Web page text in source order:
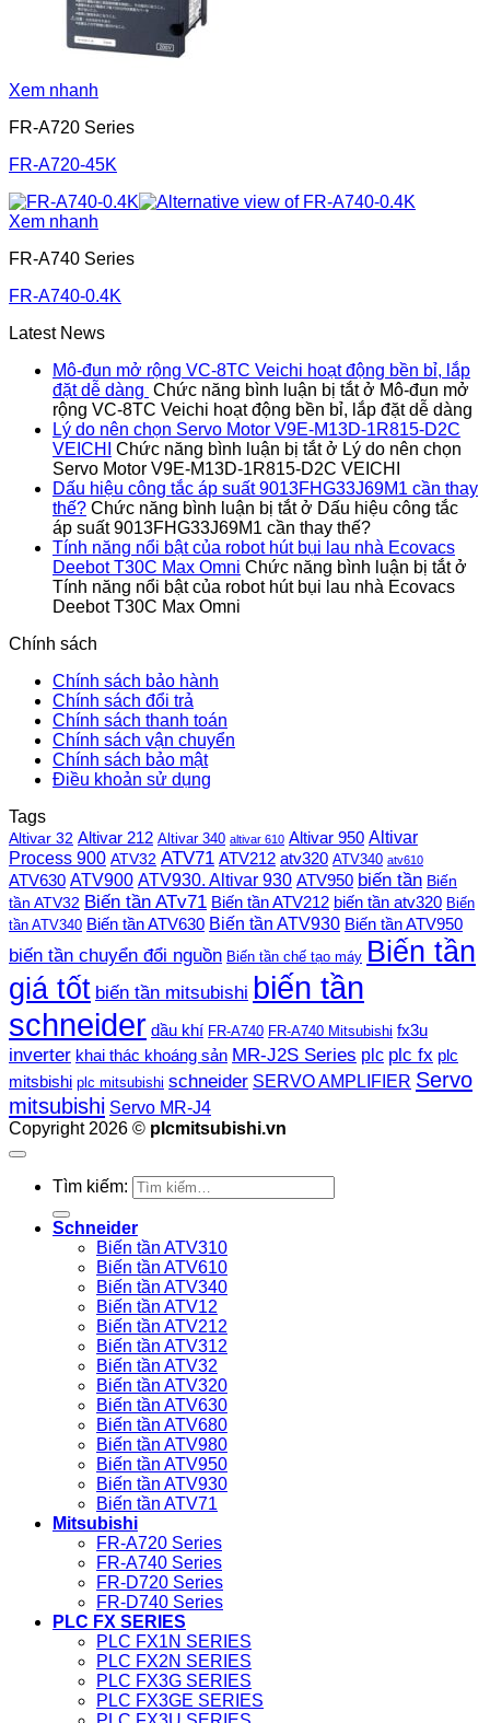
Xem nhanh
FR-A720 Series
FR-A720-45K
Xem nhanh
FR-A740 Series
FR-A740-0.4K
Latest News
Mô-đun mở rộng VC-8TC Veichi hoạt động bền bỉ, lắp
đặt dễ dàng Chức năng bình luận bị tắtở Mô-đun mở
rộng VC-8TC Veichi hoạt động bền bỉ, lắp đặt dễ dàng
Lý do nên chọn Servo Motor V9E-M13D-1R815-D2C
VEICHI
Chức năng bình luận bị tắtở Lý do nên chọn
Servo Motor V9E-M13D-1R815-D2C VEICHI
Dấu hiệu công tắc áp suất 9013FHG33J69M1 cần thay
thế? Chức năng bình luận bị tắtở Dấu hiệu công tắc
áp suất 9013FHG33J69M1 cần thay thế?
Tính năng nổi bật của robot hút bụi lau nhà Ecovacs
Deebot T30C Max Omni Chức năng bình luận bị tắtở
Tính năng nổi bật của robot hút bụi lau nhà Ecovacs
Deebot T30C Max Omni
Chính sách
Chính sách bảo hành
Chính sách đổi trả
Chính sách thanh toán
Chính sách vận chuyển
Chính sách bảo mật
Điều khoản sử dụng
Tags
Altivar 32 Altivar 212 Altivar 340 altivar 610 Altivar 950 Altivar
Process 900 ATV32 ATV71 ATV212 atv320 ATV340 atv610
ATV630 ATV900 ATV930. Altivar 930 ATV950 biến tần Biến
tần ATV32 Biến tần ATv71 Biến tần ATV212 biến tần atv320 Biến
tần ATV340 Biến tần ATV630 Biến tần ATV930 Biến tần ATV950
biến tần chuyển đổi nguồn Biến tần chế tạo máy Biến tần
giá tốt biến tần mitsubishi biến tần
schneider dầu khí FR-A740 FR-A740 Mitsubishi fx3u
inverter khai thác khoáng sản MR-J2S Series plc plc fx plc
mitsbishi plc mitsubishi schneider SERVO AMPLIFIER Servo
mitsubishi Servo MR-J4
Copyright 2026 © plcmitsubishi.vn
Tìm kiếm:
Schneider
Biến tần ATV310
Biến tần ATV610
Biến tần ATV340
Biến tần ATV12
Biến tần ATV212
Biến tần ATV312
Biến tần ATV32
Biến tần ATV320
Biến tần ATV630
Biến tần ATV680
Biến tần ATV980
Biến tần ATV950
Biến tần ATV930
Biến tần ATV71
Mitsubishi
FR-A720 Series
FR-A740 Series
FR-D720 Series
FR-D740 Series
PLC FX SERIES
PLC FX1N SERIES
PLC FX2N SERIES
PLC FX3G SERIES
PLC FX3GE SERIES